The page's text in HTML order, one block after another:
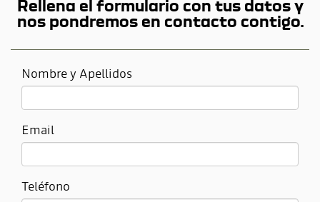
Rellena el formulario con tus datos y
nos pondremos en contacto contigo.
Nombre y Apellidos
Email
Teléfono